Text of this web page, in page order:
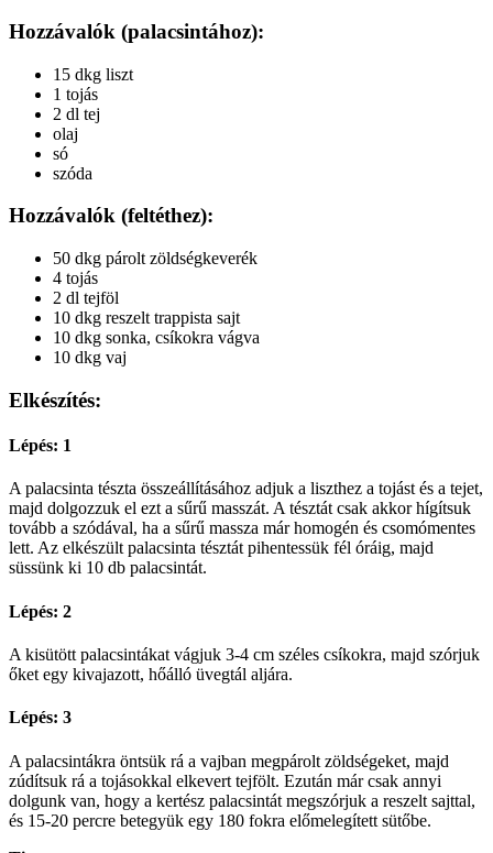
Hozzávalók (palacsintához):
15 dkg liszt
1 tojás
2 dl tej
olaj
só
szóda
Hozzávalók (feltéthez):
50 dkg párolt zöldségkeverék
4 tojás
2 dl tejföl
10 dkg reszelt trappista sajt
10 dkg sonka, csíkokra vágva
10 dkg vaj
Elkészítés:
Lépés: 1
A palacsinta tészta összeállításához adjuk a liszthez a tojást és a tejet,
majd dolgozzuk el ezt a sűrű masszát. A tésztát csak akkor hígítsuk
tovább a szódával, ha a sűrű massza már homogén és csomómentes
lett. Az elkészült palacsinta tésztát pihentessük fél óráig, majd
süssünk ki 10 db palacsintát.
Lépés: 2
A kisütött palacsintákat vágjuk 3-4 cm széles csíkokra, majd szórjuk
őket egy kivajazott, hőálló üvegtál aljára.
Lépés: 3
A palacsintákra öntsük rá a vajban megpárolt zöldségeket, majd
zúdítsuk rá a tojásokkal elkevert tejfölt. Ezután már csak annyi
dolgunk van, hogy a kertész palacsintát megszórjuk a reszelt sajttal,
és 15-20 percre betegyük egy 180 fokra előmelegített sütőbe.